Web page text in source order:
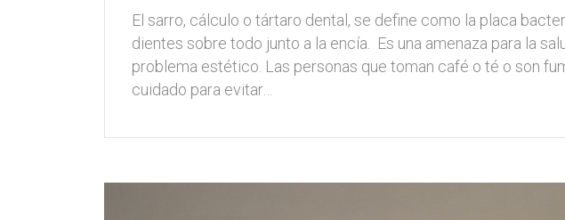
El sarro, cálculo o tártaro dental, se define como la placa
dientes sobre todo junto a la encía. Es una amenaza para la
problema estético. Las personas que toman café o té o son
cuidado para evitar…